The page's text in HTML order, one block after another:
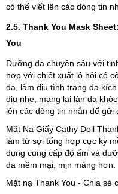
có thể viết lên các dòng tin
2.5. Thank You Mask Sheet:
You
Dưỡng da chuyên sâu với
hợp với chiết xuất lô hội có
da, làm dịu tình trạng da
dịu nhẹ, mang lại làn da
lên các dòng tin nhắn để gửi
Mặt Nạ Giấy Cathy Doll
làm từ sợi tổng hợp cực kỳ
dụng cung cấp độ ẩm và
da mềm mại, mịn màng hơn.
Mặt nạ Thank You - Chia sẻ